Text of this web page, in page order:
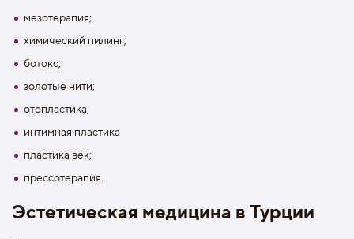
мезотерапия;
химический пилинг;
ботокс;
золотые нити;
отопластика;
интимная пластика
пластика век;
прессотерапия.
Эстетическая медицина в Турции